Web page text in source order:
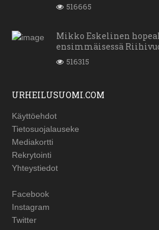
516665
Mikko Eskelinen
ensimmäisessä
516315
URHEILUSUOMI.COM
Käyttöehdot
Tietosuojalauseke
Mediakortti
Rekrytointi
Yhteystiedot
Facebook
Instagram
Twitter